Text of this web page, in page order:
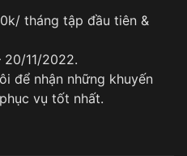
tháng tập đầu tiên &
20/11/2022.
để nhận những khuyến
vụ tốt nhất.